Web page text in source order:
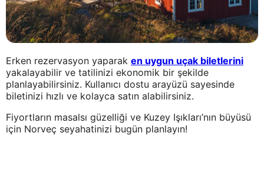
Erken rezervasyon yaparak en uygun uçak biletlerini
yakalayabilir ve tatilinizi ekonomik bir şekilde
planlayabilirsiniz. Kullanıcı dostu arayüzü sayesinde
biletinizi hızlı ve kolayca satın alabilirsiniz.
Fiyortların masalsı güzelliği ve Kuzey Işıkları’nın büyüsü
için Norveç seyahatinizi bugün planlayın!